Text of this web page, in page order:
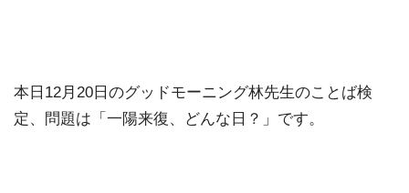
本日12月20日のグッドモーニング林先生のことば検
定、問題は「一陽来復、どんな日？」です。